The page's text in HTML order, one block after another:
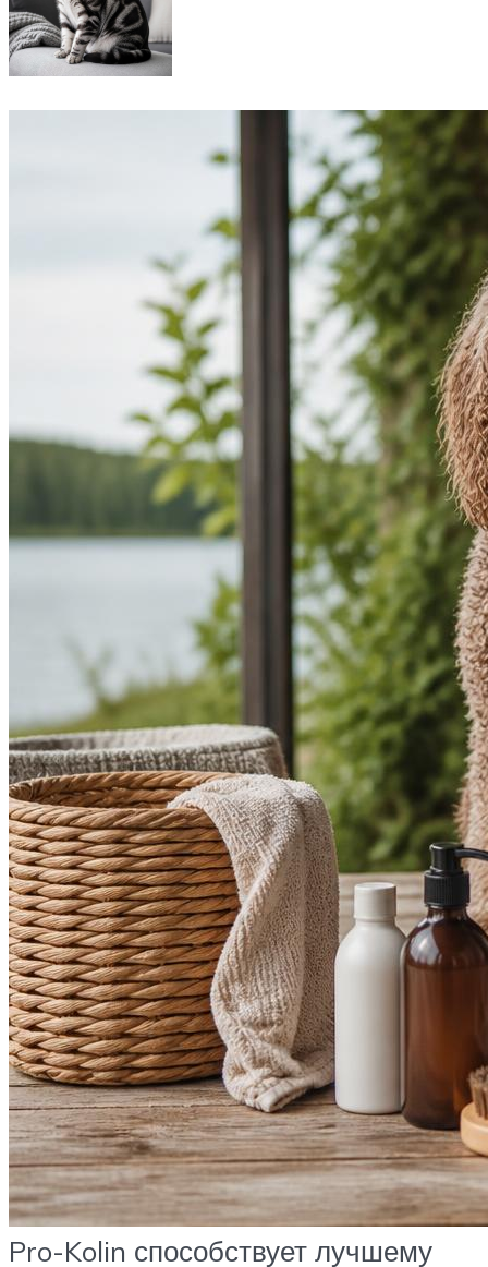
Pro-Kolin способствует лучшему